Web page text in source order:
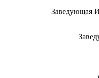
Заведующая